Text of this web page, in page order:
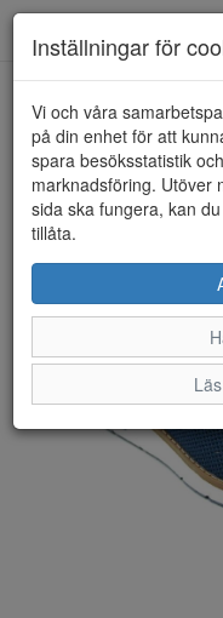
HEM RIEKER
Inställningar för
Vi och våra
på din enhet för att
spara besöksstatistik
marknadsföring. Utöver
sida ska fungera, kan
tillåta.